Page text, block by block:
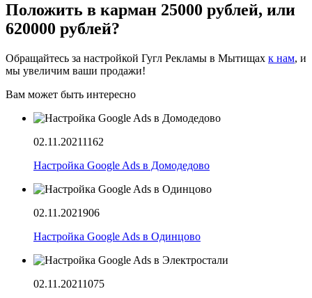
Положить в карман 25000 рублей, или
620000 рублей?
Обращайтесь за настройкой Гугл Рекламы в Мытищах к нам, и
мы увеличим ваши продажи!
Вам может быть интересно
02.11.20211162
Настройка Google Ads в Домодедово
02.11.2021906
Настройка Google Ads в Одинцово
02.11.20211075